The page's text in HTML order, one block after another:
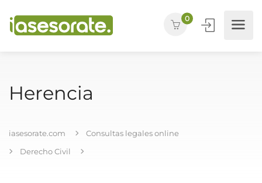
0
Herencia
iasesorate.com
Consultas legales online
Derecho Civil